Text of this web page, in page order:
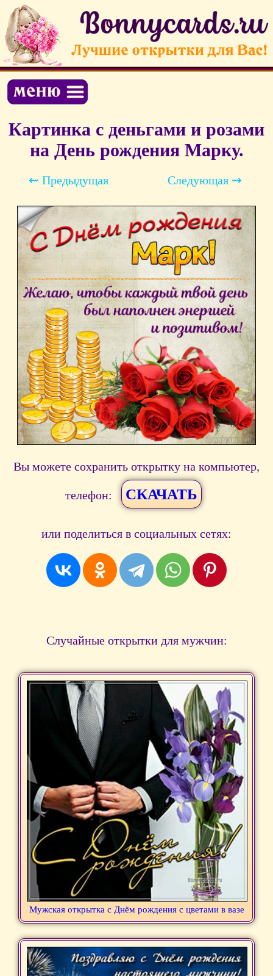
Картинка с деньгами и розами
на День рождения Марку.
⇜ Предыдущая Следующая ⇝
Вы можете сохранить открытку на компьютер,
телефон: СКАЧАТЬ
или поделиться в социальных сетях:
Случайные открытки для мужчин:
Мужская открытка с Днём рождения с цветами в вазе